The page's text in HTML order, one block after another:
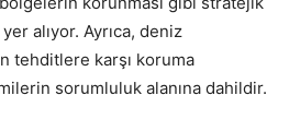
alıyor. Ayrıca, deniz
tehditlere karşı koruma
sorumluluk alanına dahildir.